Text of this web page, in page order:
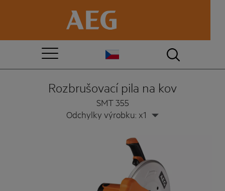
Rozbrušovací pila na kov
SMT 355
Odchylky výrobku: x1